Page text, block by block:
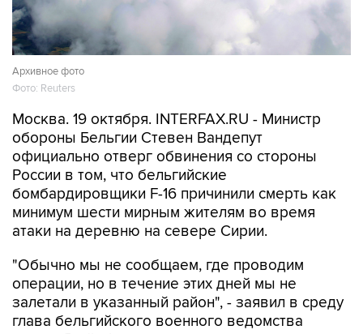
Архивное фото
Фото: Reuters
Москва. 19 октября. INTERFAX.RU - Министр
обороны Бельгии Стевен Вандепут
официально отверг обвинения со стороны
России в том, что бельгийские
бомбардировщики F-16 причинили смерть как
минимум шести мирным жителям во время
атаки на деревню на севере Сирии.
"Обычно мы не сообщаем, где проводим
операции, но в течение этих дней мы не
залетали в указанный район", - заявил в среду
глава бельгийского военного ведомства